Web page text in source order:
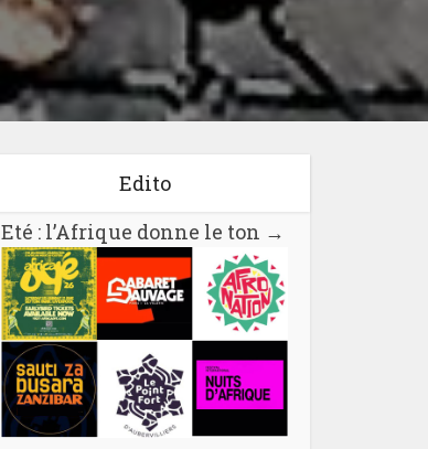
Edito
Eté : l’Afrique donne le ton →